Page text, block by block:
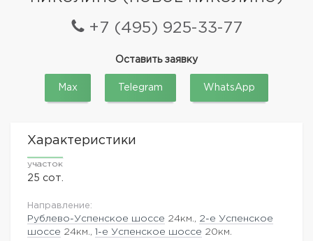
+7 (495) 925-33-77
Оставить заявку
Max Telegram WhatsApp
Характеристики
участок
25 сот.
Направление:
Рублево-Успенское шоссе 24км., 2-е Успенское
шоссе 24км., 1-е Успенское шоссе 20км.